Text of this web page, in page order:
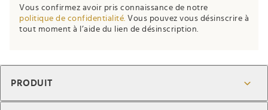
this
field
Vous confirmez avoir pris connaissance de notre
politique de confidentialité. Vous pouvez vous désinscrire à
tout moment à l’aide du lien de désinscription.
PRODUIT